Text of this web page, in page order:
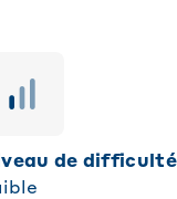
de difficulté